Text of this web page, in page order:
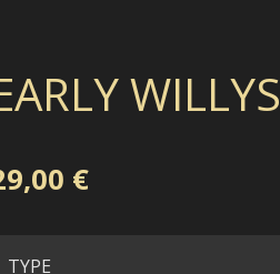
WILLYS
€
TYPE